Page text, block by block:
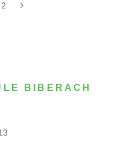
2
BIBERACH